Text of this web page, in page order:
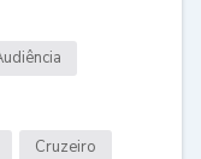
Cruzeiro